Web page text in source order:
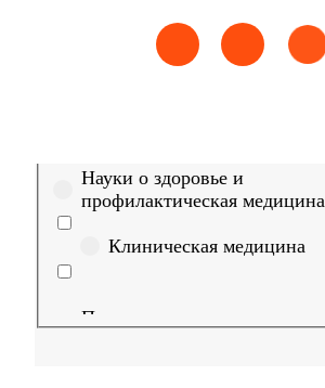
Сестринское дело Эпидемиология
Выберите направление
Науки о здоровье и
профилактическая медицина
Клиническая медицина
Правовые дисциплины в